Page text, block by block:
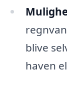
blive
haven